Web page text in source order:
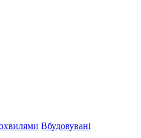
Вбудовувані